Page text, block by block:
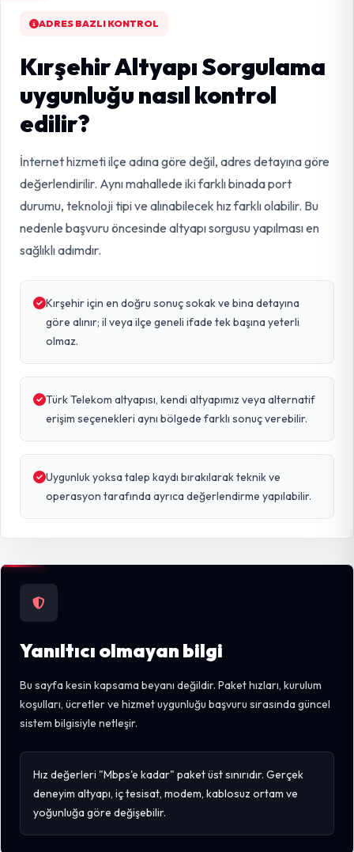
ADRES BAZLI KONTROL
Kırşehir Altyapı Sorgulama
uygunluğu nasıl kontrol
edilir?
İnternet hizmeti ilçe adına göre değil, adres detayına göre
değerlendirilir. Aynı mahallede iki farklı binada port
durumu, teknoloji tipi ve alınabilecek hız farklı olabilir. Bu
nedenle başvuru öncesinde altyapı sorgusu yapılması en
sağlıklı adımdır.
Kırşehir için en doğru sonuç sokak ve bina detayına
göre alınır; il veya ilçe geneli ifade tek başına yeterli
olmaz.
Türk Telekom altyapısı, kendi altyapımız veya alternatif
erişim seçenekleri aynı bölgede farklı sonuç verebilir.
Uygunluk yoksa talep kaydı bırakılarak teknik ve
operasyon tarafında ayrıca değerlendirme yapılabilir.
Yanıltıcı olmayan bilgi
Bu sayfa kesin kapsama beyanı değildir. Paket hızları, kurulum
koşulları, ücretler ve hizmet uygunluğu başvuru sırasında güncel
sistem bilgisiyle netleşir.
Hız değerleri "Mbps'e kadar" paket üst sınırıdır. Gerçek
deneyim altyapı, iç tesisat, modem, kablosuz ortam ve
yoğunluğa göre değişebilir.